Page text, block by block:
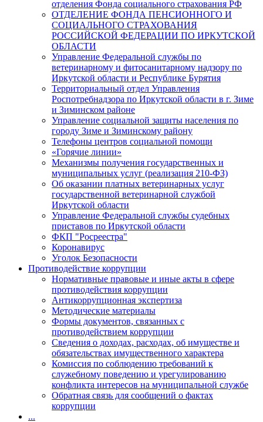
отделения Фонда социального страхования РФ
ОТДЕЛЕНИЕ ФОНДА ПЕНСИОННОГО И
СОЦИАЛЬНОГО СТРАХОВАНИЯ
РОССИЙСКОЙ ФЕДЕРАЦИИ ПО ИРКУТСКОЙ
ОБЛАСТИ
Управление Федеральной службы по
ветеринарному и фитосанитарному надзору по
Иркутской области и Республике Бурятия
Территориальный отдел Управления
Роспотребнадзора по Иркутской области в г. Зиме
и Зиминском районе
Управление социальной защиты населения по
городу Зиме и Зиминскому району
Телефоны центров социальной помощи
«Горячие линии»
Механизмы получения государственных и
муниципальных услуг (реализация 210-ФЗ)
Об оказании платных ветеринарных услуг
государственной ветеринарной службой
Иркутской области
Управление Федеральной службы судебных
приставов по Иркутской области
ФКП "Росреестра"
Коронавирус
Уголок Безопасности
Противодействие коррупции
Нормативные правовые и иные акты в сфере
противодействия коррупции
Антикоррупционная экспертиза
Методические материалы
Формы документов, связанных с
противодействием коррупции
Сведения о доходах, расходах, об имуществе и
обязательствах имущественного характера
Комиссия по соблюдению требований к
служебному поведению и урегулированию
конфликта интересов на муниципальной службе
Обратная связь для сообщений о фактах
коррупции
...